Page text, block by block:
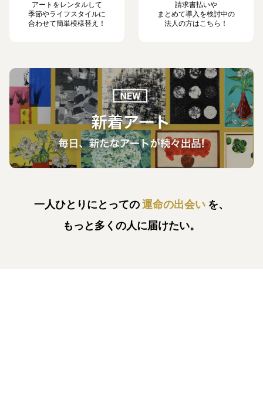
アートをレンタルして
季節やライフスタイルに
合わせて簡単模様替え！
請求書払いや
まとめて導入を検討中の
法人の方はこちら！
一人ひとりにとっての運命の出会い を、
もっと多くの人に届けたい。